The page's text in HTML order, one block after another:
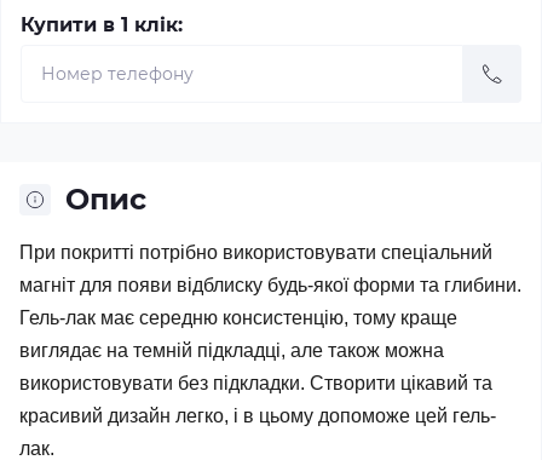
Купити в 1 клік:
Опис
При покритті потрібно використовувати спеціальний
магніт для появи відблиску будь-якої форми та глибини.
Гель-лак має середню консистенцію, тому краще
виглядає на темній підкладці, але також можна
використовувати без підкладки. Створити цікавий та
красивий дизайн легко, і в цьому допоможе цей гель-
лак.